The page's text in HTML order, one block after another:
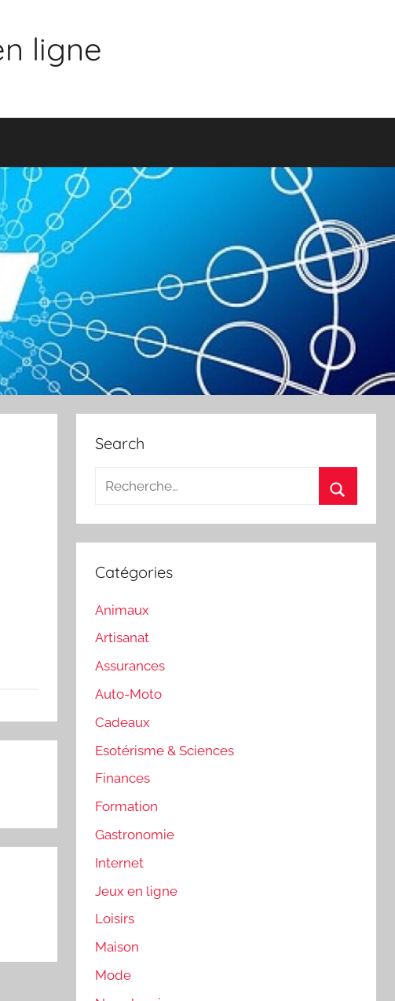
ligne
Search
Recherche
:
Catégories
Animaux
Artisanat
Assurances
Auto-Moto
Cadeaux
Esotérisme & Sciences
Finances
Formation
Gastronomie
Internet
Jeux en ligne
Loisirs
Maison
Mode